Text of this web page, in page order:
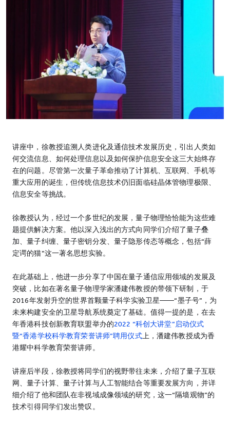
讲座中，徐教授追溯人类进化及通信技术发展历史，引出人类如
何交流信息、如何处理信息以及如何保护信息安全这三大始终存
在的问题。尽管第一次量子革命推动了计算机、互联网、手机等
重大应用的诞生，但传统信息技术仍旧面临硅晶体管物理极限、
信息安全等挑战。
徐教授认为，经过一个多世纪的发展，量子物理恰恰能为这些难
题提供解决方案。他以深入浅出的方式向同学们介绍了量子叠
加、量子纠缠、量子密钥分发、量子隐形传态等概念，包括“薛
定谔的猫”这一著名思想实验。
在此基础上，他进一步分享了中国在量子通信应用领域的发展及
突破，比如在著名量子物理学家潘建伟教授的带领下研制，于
2016年发射升空的世界首颗量子科学实验卫星——“墨子号”，为
未来构建安全的卫星导航系统奠定了基础。值得一提的是，在去
年香港科技创新教育联盟举办的2022 “科创大讲堂”启动仪式
暨“香港学校科学教育荣誉讲师”聘用仪式上，潘建伟教授成为香
港耀中科学教育荣誉讲师。
讲座后半段，徐教授将同学们的视野带往未来，介绍了量子互联
网、量子计算、量子计算与人工智能结合等重要发展方向，并详
细介绍了他和团队在非视域成像领域的研究，这一“隔墙观物”的
技术引得同学们发出赞叹。